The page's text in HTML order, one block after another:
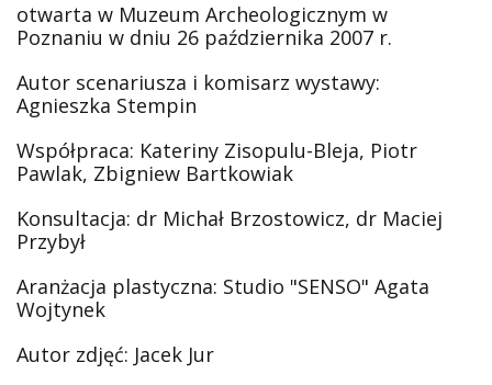
otwarta w Muzeum Archeologicznym w
Poznaniu w dniu 26 października 2007 r.
Autor scenariusza i komisarz wystawy:
Agnieszka Stempin
Współpraca: Kateriny Zisopulu-Bleja, Piotr
Pawlak, Zbigniew Bartkowiak
Konsultacja: dr Michał Brzostowicz, dr Maciej
Przybył
Aranżacja plastyczna: Studio "SENSO" Agata
Wojtynek
Autor zdjęć: Jacek Jur